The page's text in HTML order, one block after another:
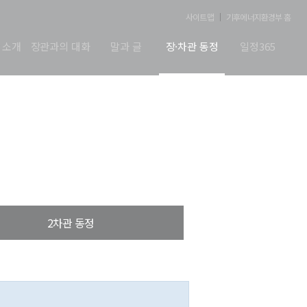
사이트맵 기후에너지환경부 홈
개 장관과의 대화 말과 글 장·차관 동정 일정365
2차관 동정